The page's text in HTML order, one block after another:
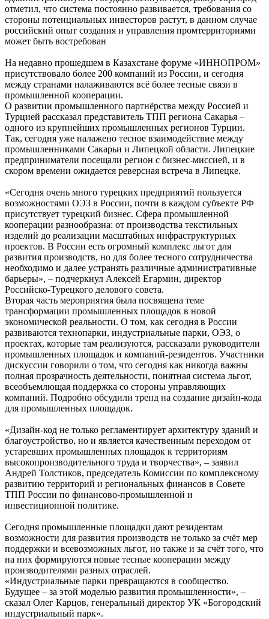
отметил, что система постоянно развивается, требования со
стороны потенциальных инвесторов растут, в данном случае
российский опыт создания и управления промтерриториями
может быть востребован
На недавно прошедшем в Казахстане форуме «ИННОПРОМ»
присутствовало более 200 компаний из России, и сегодня
между странами налаживаются всё более тесные связи в
промышленной кооперации.
О развитии промышленного партнёрства между Россией и
Турцией рассказал представитель ТПП региона Сакарья –
одного из крупнейших промышленных регионов Турции.
Так, сегодня уже налажено тесное взаимодействие между
промышленниками Сакарьи и Липецкой области. Липецкие
предприниматели посещали регион с бизнес-миссией, и в
скором времени ожидается реверсная встреча в Липецке.
«Сегодня очень много турецких предприятий пользуется
возможностями ОЭЗ в России, почти в каждом субъекте РФ
присутствует турецкий бизнес. Сфера промышленной
кооперации разнообразна: от производства текстильных
изделий до реализации масштабных инфраструктурных
проектов. В России есть огромный комплекс льгот для
развития производств, но для более тесного сотрудничества
необходимо и далее устранять различные административные
барьеры», – подчеркнул Алексей Егармин, директор
Российско-Турецкого делового совета.
Вторая часть мероприятия была посвящена теме
трансформации промышленных площадок в новой
экономической реальности. О том, как сегодня в России
развиваются технопарки, индустриальные парки, ОЭЗ, о
проектах, которые там реализуются, рассказали руководители
промышленных площадок и компаний-резидентов. Участники
дискуссии говорили о том, что сегодня как никогда важны
полная прозрачность деятельности, понятная система льгот,
всеобъемлющая поддержка со стороны управляющих
компаний. Подробно обсудили тренд на создание дизайн-кода
для промышленных площадок.
«Дизайн-код не только регламентирует архитектуру зданий и
благоустройство, но и является качественным переходом от
устаревших промышленных площадок к территориям
высокопроизводительного труда и творчества», – заявил
Андрей Толстиков, председатель Комиссии по комплексному
развитию территорий и региональных финансов в Совете
ТПП России по финансово-промышленной и
инвестиционной политике.
Сегодня промышленные площадки дают резидентам
возможности для развития производств не только за счёт мер
поддержки и всевозможных льгот, но также и за счёт того, что
на них формируются новые тесные кооперации между
производителями разных отраслей.
«Индустриальные парки превращаются в сообщество.
Будущее – за этой моделью развития промышленности», –
сказал Олег Карцов, генеральный директор УК «Богородский
индустриальный парк».